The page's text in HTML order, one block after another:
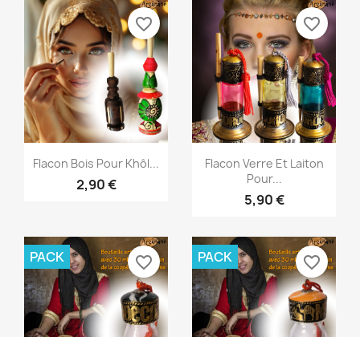
Aperçu rapide
Flacon Bois Pour Khôl...
2,90 €
favorite_border
Aperçu rapide
Flacon Verre Et Laiton
Pour...
5,90 €
favorite_border
PACK favorite_border PACK favorite_border